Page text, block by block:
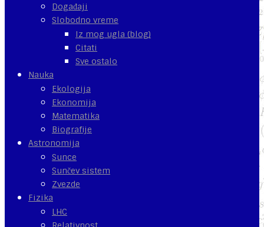
Događaji
Slobodno vreme
Iz mog ugla (blog)
Citati
Sve ostalo
Nauka
Ekologija
Ekonomija
Matematika
Biografije
Astronomija
Sunce
Sunčev sistem
Zvezde
Fizika
LHC